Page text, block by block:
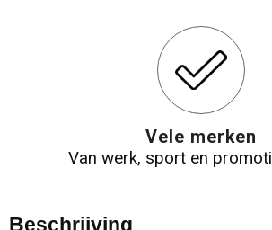
Vele merken
Van werk, sport en
Beschrijving